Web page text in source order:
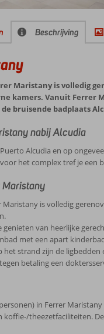
Beschrijving
Maristany is volledig
kamers. Vanuit Ferrer
bruisende badplaats
nabij Alcudia
Alcudia en op
het complex tref je een
Maristany is volledig
van heerlijke
met een apart
het strand zijn de ligbedden
betaling een
in Ferrer
koffie-/theezetfaciliteiten.